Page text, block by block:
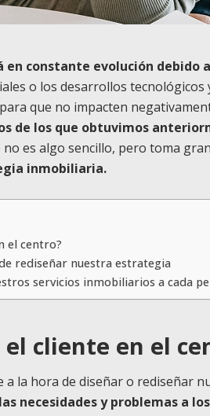
constante evolución debido
o los desarrollos
que no impacten
de los que obtuvimos
es algo sencillo, pero toma
inmobiliaria.
el centro?
rediseñar nuestra estrategia
servicios inmobiliarios a cada
el cliente en el
a la hora de diseñar o rediseñar
necesidades y problemas a